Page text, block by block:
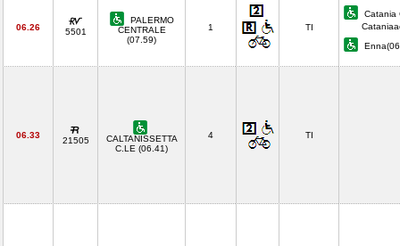
06.26 5501
PALERMO
CENTRALE
(07.59)
1 TI
Catania
06.33
21505
CALTANISSETTA
C.LE (06.41)
4 TI